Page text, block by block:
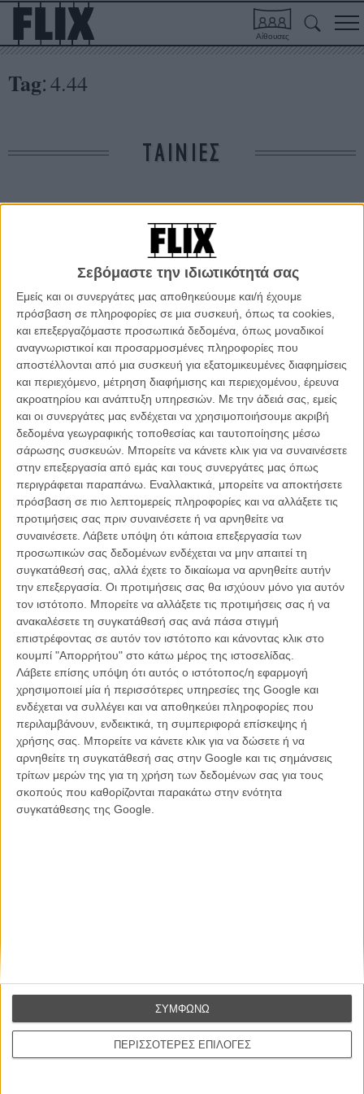
Σεβόμαστε την ιδιωτικότητά σας
Εμείς και οι συνεργάτες μας αποθηκεύουμε και/ή έχουμε
πρόσβαση σε πληροφορίες σε μια συσκευή, όπως τα cookies,
και επεξεργαζόμαστε προσωπικά δεδομένα, όπως μοναδικοί
αναγνωριστικοί και προσαρμοσμένες πληροφορίες που
αποστέλλονται από μια συσκευή για εξατομικευμένες διαφημίσεις
και περιεχόμενο, μέτρηση διαφήμισης και περιεχομένου, έρευνα
ακροατηρίου και ανάπτυξη υπηρεσιών. Με την άδειά σας, εμείς
και οι συνεργάτες μας ενδέχεται να χρησιμοποιήσουμε ακριβή
δεδομένα γεωγραφικής τοποθεσίας και ταυτοποίησης μέσω
σάρωσης συσκευών. Μπορείτε να κάνετε κλικ για να συναινέσετε
στην επεξεργασία από εμάς και τους συνεργάτες μας όπως
περιγράφεται παραπάνω. Εναλλακτικά, μπορείτε να αποκτήσετε
πρόσβαση σε πιο λεπτομερείς πληροφορίες και να αλλάξετε τις
προτιμήσεις σας πριν συναινέσετε ή να αρνηθείτε να
συναινέσετε. Λάβετε υπόψη ότι κάποια επεξεργασία των
προσωπικών σας δεδομένων ενδέχεται να μην απαιτεί τη
συγκατάθεσή σας, αλλά έχετε το δικαίωμα να αρνηθείτε αυτήν
την επεξεργασία. Οι προτιμήσεις σας θα ισχύουν μόνο για αυτόν
τον ιστότοπο. Μπορείτε να αλλάξετε τις προτιμήσεις σας ή να
ανακαλέσετε τη συγκατάθεσή σας ανά πάσα στιγμή
επιστρέφοντας σε αυτόν τον ιστότοπο και κάνοντας κλικ στο
κουμπί "Απορρήτου" στο κάτω μέρος της ιστοσελίδας.
Λάβετε επίσης υπόψη ότι αυτός ο ιστότοπος/η εφαρμογή
χρησιμοποιεί μία ή περισσότερες υπηρεσίες της Google και
ενδέχεται να συλλέγει και να αποθηκεύει πληροφορίες που
περιλαμβάνουν, ενδεικτικά, τη συμπεριφορά επίσκεψης ή
χρήσης σας. Μπορείτε να κάνετε κλικ για να δώσετε ή να
αρνηθείτε τη συγκατάθεσή σας στην Google και τις σημάνσεις
τρίτων μερών της για τη χρήση των δεδομένων σας για τους
σκοπούς που καθορίζονται παρακάτω στην ενότητα
συγκατάθεσης της Google.
ΠΕΡΙΣΣΟΤΕΡΕΣ ΕΠΙΛΟΓΕΣ
ΣΥΜΦΩΝΩ
Αίθουσες
Tag: 4.44
ΤΑΙΝΙΕΣ
ΑΡΘΡΑ
Το τέλος (του σινεμά) του Εϊμπελ Φεράρα
08 ΣΕΠ 2011 Γιώργος Κρασσακόπουλος
68ο Φεστιβάλ Βενετίας: αναμνήσεις και προβλέψεις
λίγο πριν το φινάλε
ΝΕΑ /10 ΣΕΠ 2011 / Flix Team
Βιμ Βέντερς
Συνέντευξη
Η επιτυχία είναι υπερτιμημένη. Δεν σε κάνει
καλύτερο, δεν σε πάει πουθενά η επιτυχία. Είναι
απλώς ένα ωραίο, ανεβαστικό, επιφανειακό
συναίσθημα.»
CONNECT
Εγγράψου στο εβδομαδιαίο newsletter μας.